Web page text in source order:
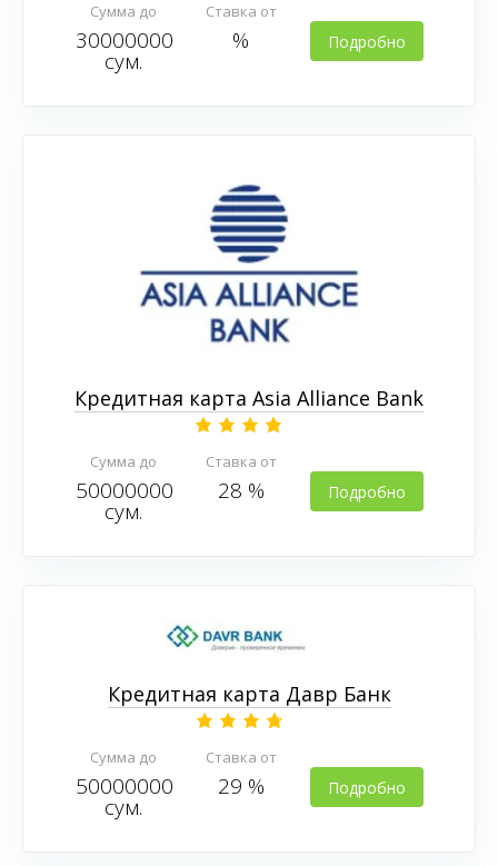
Сумма до
30000000
сум.
Ставка от
% Подробно
Кредитная карта Asia Alliance Bank
Сумма до
50000000
сум.
Ставка от
28 % Подробно
Кредитная карта Давр Банк
Сумма до
50000000
сум.
Ставка от
29 % Подробно